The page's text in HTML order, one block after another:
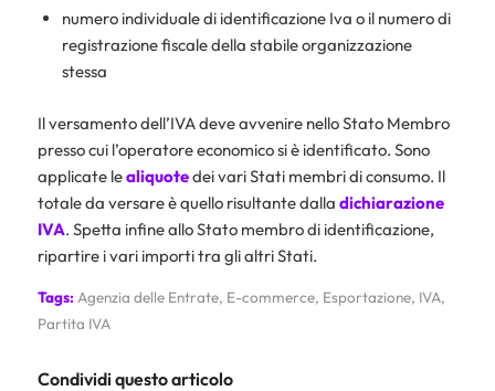
numero individuale di identificazione Iva o il numero di
registrazione fiscale della stabile organizzazione
stessa
Il versamento dell’IVA deve avvenire nello Stato Membro
presso cui l’operatore economico si è identificato. Sono
applicate lealiquotedei vari Stati membri di consumo. Il
totale da versare è quello risultante dalla dichiarazione
IVA. Spetta infine allo Stato membro di identificazione,
ripartire i vari importi tra gli altri Stati.
Tags:Agenzia delle Entrate, E-commerce, Esportazione, IVA,
Partita IVA
Condividi questo articolo